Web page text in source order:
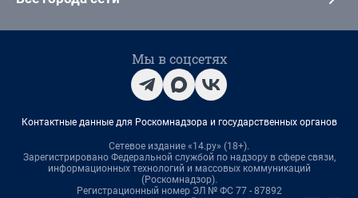
Мы в соцсетях
Контактные данные для Роскомнадзора и государственных органов
Сетевое издание «14.ру» (18+).
Зарегистрировано Федеральной службой по надзору в сфере связи,
информационных технологий и массовых коммуникаций
(Роскомнадзор).
Регистрационный номер ЭЛ № ФС 77 - 87892